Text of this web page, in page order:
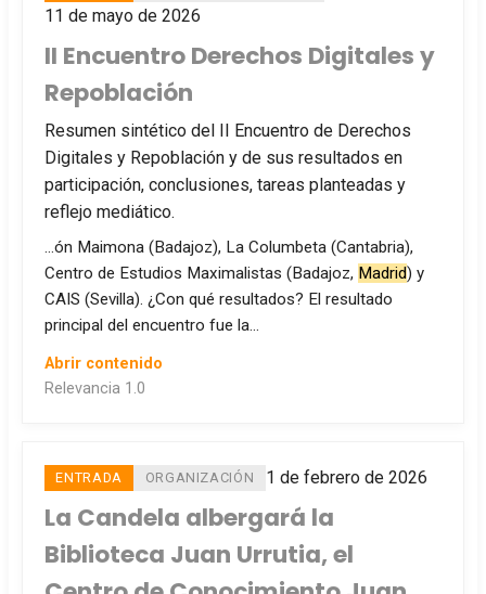
11 de mayo de 2026
II Encuentro Derechos Digitales y
Repoblación
Resumen sintético del II Encuentro de Derechos
Digitales y Repoblación y de sus resultados en
participación, conclusiones, tareas planteadas y
reflejo mediático.
…ón Maimona (Badajoz), La Columbeta (Cantabria),
Centro de Estudios Maximalistas (Badajoz, Madrid) y
CAIS (Sevilla). ¿Con qué resultados? El resultado
principal del encuentro fue la…
Abrir contenido
Relevancia 1.0
ENTRADA ORGANIZACIÓN 1 de febrero de 2026
La Candela albergará la
Biblioteca Juan Urrutia, el